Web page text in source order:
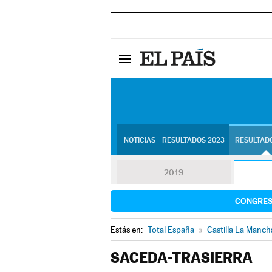
NOTICIAS RESULTADOS 2023
2019
Estás en: Total España » Castilla La
SACEDA-TRASIERRA